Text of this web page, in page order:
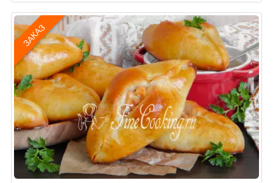
ЗАКАЗ